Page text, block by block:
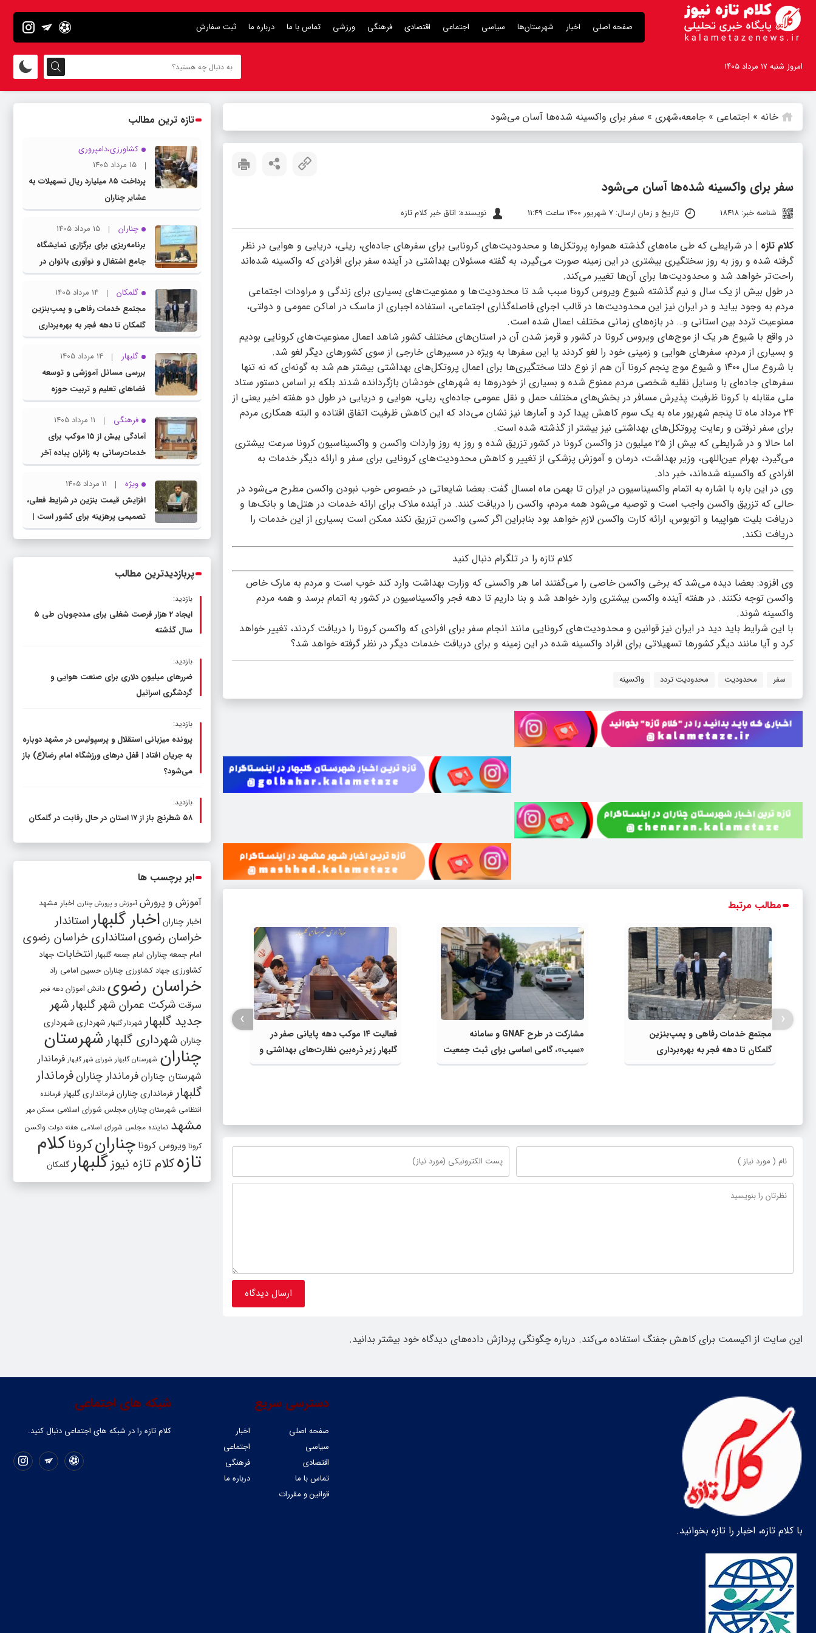
صفحه اصلی اخبار شهرستان‌ها سیاسی اجتماعی اقتصادی فرهنگی ورزشی تماس با ما درباره ما ثبت سفارش
امروز شنبه ۱۷ مرداد ۱۴۰۵
خانه » اجتماعی » جامعه،شهری » سفر برای واکسینه شده‌ها آسان می‌شود
سفر برای واکسینه شده‌ها آسان می‌شود
شناسه خبر: 18418 تاریخ و زمان ارسال: 7 شهریور 1400 ساعت 11:49 نویسنده: اتاق خبر کلام تازه
کلام تازه | در شرایطی که طی ماه‌های گذشته همواره پروتکل‌ها و محدودیت‌های کرونایی برای سفرهای جاده‌ای، ریلی، دریایی و هوایی در نظر
گرفته شده و روز به روز سختگیری بیشتری در این زمینه صورت می‌گیرد، به گفته مسئولان بهداشتی در آینده سفر برای افرادی که واکسینه شده‌اند
راحت‌تر خواهد شد و محدودیت‌ها برای آن‌ها تغییر می‌کند.
در طول بیش از یک سال و نیم گذشته شیوع ویروس کرونا سبب شد تا محدودیت‌ها و ممنوعیت‌های بسیاری برای زندگی و مراودات اجتماعی
مردم به وجود بیاید و در ایران نیز این محدودیت‌ها در قالب اجرای فاصله‌گذاری اجتماعی، استفاده اجباری از ماسک در اماکن عمومی و دولتی،
ممنوعیت تردد بین استانی و… در بازه‌های زمانی مختلف اعمال شده است.
در واقع با شیوع هر یک از موج‌های ویروس کرونا در کشور و قرمز شدن آن در استان‌های مختلف کشور شاهد اعمال ممنوعیت‌های کرونایی بودیم
و بسیاری از مردم، سفرهای هوایی و زمینی خود را لغو کردند یا این سفرها به ویژه در مسیرهای خارجی از سوی کشورهای دیگر لغو شد.
با شروع سال ۱۴۰۰ و شیوع موج پنجم کرونا آن هم از نوع دلتا سختگیری‌ها برای اعمال پروتکل‌های بهداشتی بیشتر هم شد به گونه‌ای که نه تنها
سفرهای جاده‌ای با وسایل نقلیه شخصی مردم ممنوع شده و بسیاری از خودروها به شهرهای خودشان بازگردانده شدند بلکه بر اساس دستور ستاد
ملی مقابله با کرونا ظرفیت پذیرش مسافر در بخش‌های مختلف حمل و نقل عمومی جاده‌ای، ریلی، هوایی و دریایی در طول دو هفته اخیر یعنی از
۲۴ مرداد ماه تا پنجم شهریور ماه به یک سوم کاهش پیدا کرد و آمارها نیز نشان می‌داد که این کاهش ظرفیت اتفاق افتاده و البته همکاری مردم
برای سفر نرفتن و رعایت پروتکل‌های بهداشتی نیز بیشتر از گذشته شده است.
اما حالا و در شرایطی که بیش از ۲۵ میلیون دز واکسن کرونا در کشور تزریق شده و روز به روز واردات واکسن و واکسیناسیون کرونا سرعت بیشتری
می‌گیرد، بهرام عین‌اللهی، وزیر بهداشت، درمان و آموزش پزشکی از تغییر و کاهش محدودیت‌های کرونایی برای سفر و ارائه دیگر خدمات به
افرادی که واکسینه شده‌اند، خبر داد.
وی در این باره با اشاره به اتمام واکسیناسیون در ایران تا بهمن ماه امسال گفت: بعضا شایعاتی در خصوص خوب نبودن واکسن مطرح می‌شود در
حالی که تزریق واکسن واجب است و توصیه می‌شود همه مردم، واکسن را دریافت کنند. در آینده ملاک برای ارائه خدمات در هتل‌ها و بانک‌ها و
دریافت بلیت هواپیما و اتوبوس، ارائه کارت واکسن لازم خواهد بود بنابراین اگر کسی واکسن تزریق نکند ممکن است بسیاری از این خدمات را
دریافت نکند.
کلام تازه را در تلگرام دنبال کنید
وی افزود: بعضا دیده می‌شد که برخی واکسن خاصی را می‌گفتند اما هر واکسنی که وزارت بهداشت وارد کند خوب است و مردم به مارک خاص
واکسن توجه نکنند. در هفته آینده واکسن بیشتری وارد خواهد شد و بنا داریم تا دهه فجر واکسیناسیون در کشور به اتمام برسد و همه مردم
واکسینه شوند.
با این شرایط باید دید در ایران نیز قوانین و محدودیت‌های کرونایی مانند انجام سفر برای افرادی که واکسن کرونا را دریافت کردند، تغییر خواهد
کرد و آیا مانند دیگر کشورها تسهیلاتی برای افراد واکسینه شده در این زمینه و برای دریافت خدمات دیگر در نظر گرفته خواهد شد؟
سفر محدودیت محدودیت تردد واکسینه
مطالب مرتبط
مجتمع خدمات رفاهی و پمپ‌بنزین
گلمکان تا دهه فجر به بهره‌برداری
می‌رسد
مشارکت در طرح GNAF و سامانه
«سیب»، گامی اساسی برای ثبت جمعیت
واقعی و افزایش سهم شهرستان از
فعالیت ۱۴ موکب دهه پایانی صفر در
گلبهار زیر ذره‌بین نظارت‌های بهداشتی و
انتظامی
پیگیری ارتقای درجه فرمانداری گلبهار در
دستور کار استانداری خراسان رضوی قرار
گرفت
‹
›
این سایت از اکیسمت برای کاهش جفنگ استفاده می‌کند. درباره چگونگی پردازش داده‌های دیدگاه خود بیشتر بدانید.
تازه ترین مطالب
کشاورزی،دامپروری
15 مرداد 1405
پرداخت ۸۵ میلیارد ریال تسهیلات به
عشایر چناران
چناران
15 مرداد 1405
برنامه‌ریزی برای برگزاری نمایشگاه
جامع اشتغال و نوآوری بانوان در
چناران
گلمکان
14 مرداد 1405
مجتمع خدمات رفاهی و پمپ‌بنزین
گلمکان تا دهه فجر به بهره‌برداری
می‌رسد
گلبهار
14 مرداد 1405
بررسی مسائل آموزشی و توسعه
فضاهای تعلیم و تربیت حوزه
انتخابیه در نشست مشترک عضو
کمیسیون آموزش مجلس با مدیرکل
آموزش و پرورش خراسان رضوی
فرهنگی
11 مرداد 1405
آمادگی بیش از ۱۵ موکب برای
خدمات‌رسانی به زائران پیاده آخر
صفر در شهرستان چناران
ویژه
11 مرداد 1405
افزایش قیمت بنزین در شرایط فعلی،
تصمیمی پرهزینه برای کشور است |
دولت، قاچاق سوخت و عوامل اصلی
پربازدیدترین مطالب
بازدید:
ایجاد 2 هزار فرصت شغلی برای مددجویان طی ۵
سال گذشته
بازدید:
ضررهای میلیون دلاری برای صنعت هوایی و
گردشگری اسرائیل
بازدید:
پرونده میزبانی استقلال و پرسپولیس در مشهد دوباره
به جریان افتاد | قفل در‌های ورزشگاه امام رضا(ع) باز
می‌شود؟
بازدید:
۵۸ شطرنج‌ باز از ۱۷ استان در حال رقابت در گلمکان
ابر برچسب ها
آموزش و پرورش آموزش و پرورش چنارن اخبار مشهد
اخبار چناران اخبار گلبهار استاندار
خراسان رضویاستانداری خراسان رضوی
امام جمعه چناران امام جمعه گلبهار انتخابات جهاد
کشاورزی جهاد کشاورزی چناران حسین امامی راد
خراسان رضوی دانش آموزان دهه فجر
سرقت شرکت عمران شهر گلبهارشهر
جدید گلبهار شهردار گلبهار شهرداری شهرداری
چناران شهرداری گلبهار شهرستان
چناران شهرستان گلبهار شورای شهر گلبهار فرماندار
شهرستان چناران فرماندار چنارانفرماندار
گلبهار فرمانداری چنارانفرمانداری گلبهار فرمانده
انتظامی شهرستان چناران مجلس شورای اسلامی مسکن مهر
مشهد نماینده مجلس شورای اسلامی هفته دولت واکسن
کرونا ویروس کرونا چنارانکروناکلام
تازهکلام تازه نیوزگلبهارگلمکان
با کلام تازه، اخبار را تازه بخوانید.
شبکه های اجتماعی
کلام تازه را در شبکه ‌های اجتماعی دنبال کنید.
دسترسی سریع
صفحه اصلی
اخبار
سیاسی
اجتماعی
اقتصادی
فرهنگی
تماس با ما
درباره ما
قوانین و مقررات